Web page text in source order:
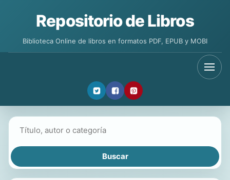
Repositorio de Libros
Biblioteca Online de libros en formatos PDF, EPUB y MOBI